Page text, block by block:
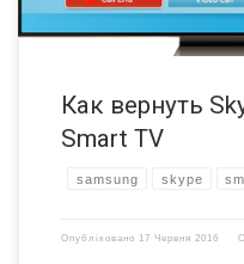
Как вернуть
Smart TV
samsung skype
Опубліковано 17 Червня 2016